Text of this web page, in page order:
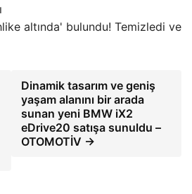
altında' bulundu! Temizledi ve
Dinamik tasarım ve geniş
yaşam alanını bir arada
sunan yeni BMW iX2
eDrive20 satışa sunuldu –
OTOMOTİV →